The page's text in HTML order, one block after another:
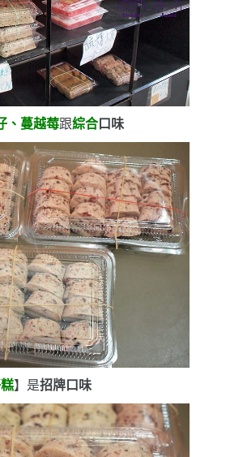
、蔓越莓跟綜合口味
】是招牌口味